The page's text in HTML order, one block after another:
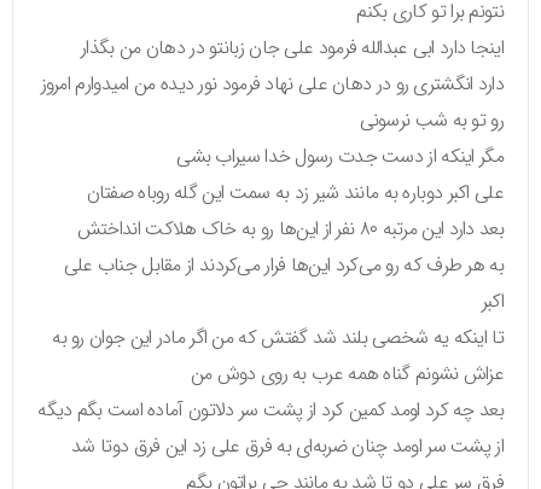
نتونم برا تو کاری بکنم
اینجا دارد ابی عبدالله فرمود علی جان زبانتو در دهان من بگذار
دارد انگشتری رو در دهان علی نهاد فرمود نور دیده من امیدوارم امروز
رو تو به شب نرسونی
مگر اینکه از دست جدت رسول خدا سیراب بشی
علی اکبر دوباره به مانند شیر زد به سمت این گله روباه صفتان
بعد دارد این مرتبه ۸۰ نفر از این‌ها رو به خاک هلاکت انداختش
به هر طرف که رو می‌کرد این‌ها فرار می‌کردند از مقابل جناب علی
اکبر
تا اینکه یه شخصی بلند شد گفتش که من اگر مادر این جوان رو به
عزاش نشونم گناه همه عرب به روی دوش من
بعد چه کرد اومد کمین کرد از پشت سر دلاتون آماده است بگم دیگه
از پشت سر اومد چنان ضربه‌ای به فرق علی زد این فرق دوتا شد
فرق سر علی دو تا شد به مانند چی براتون بگم